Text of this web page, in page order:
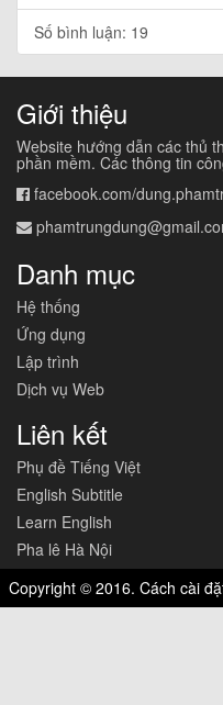
Số bình luận: 19
Giới thiệu
Website hướng dẫn các thủ
phần mềm. Các thông tin
facebook.com/
Danh mục
Hệ thống
Ứng dụng
Lập trình
Dịch vụ Web
Liên kết
Phụ đề Tiếng Việt
English Subtitle
Learn English
Pha lê Hà Nội
Copyright © 2016. Cách cài